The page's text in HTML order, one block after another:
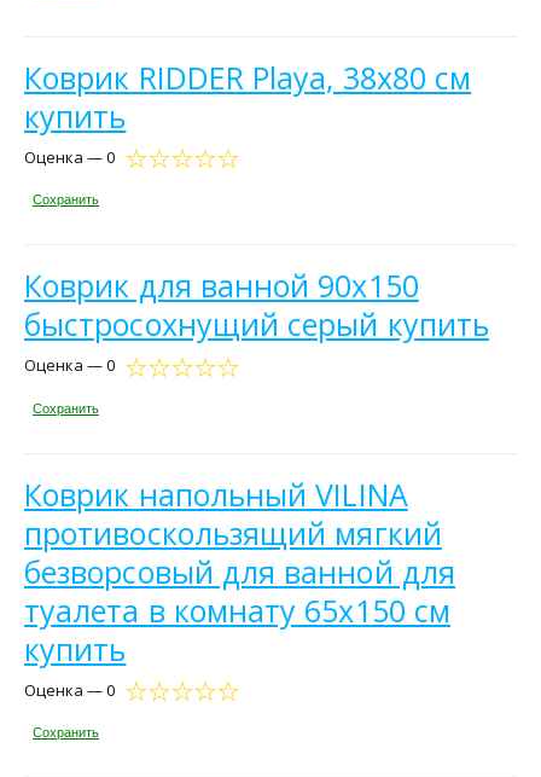
Коврик RIDDER Playa, 38x80 см
купить
Оценка — 0
Сохранить
Коврик для ванной 90х150
быстросохнущий серый купить
Оценка — 0
Сохранить
Коврик напольный VILINA
противоскользящий мягкий
безворсовый для ванной для
туалета в комнату 65х150 см
купить
Оценка — 0
Сохранить